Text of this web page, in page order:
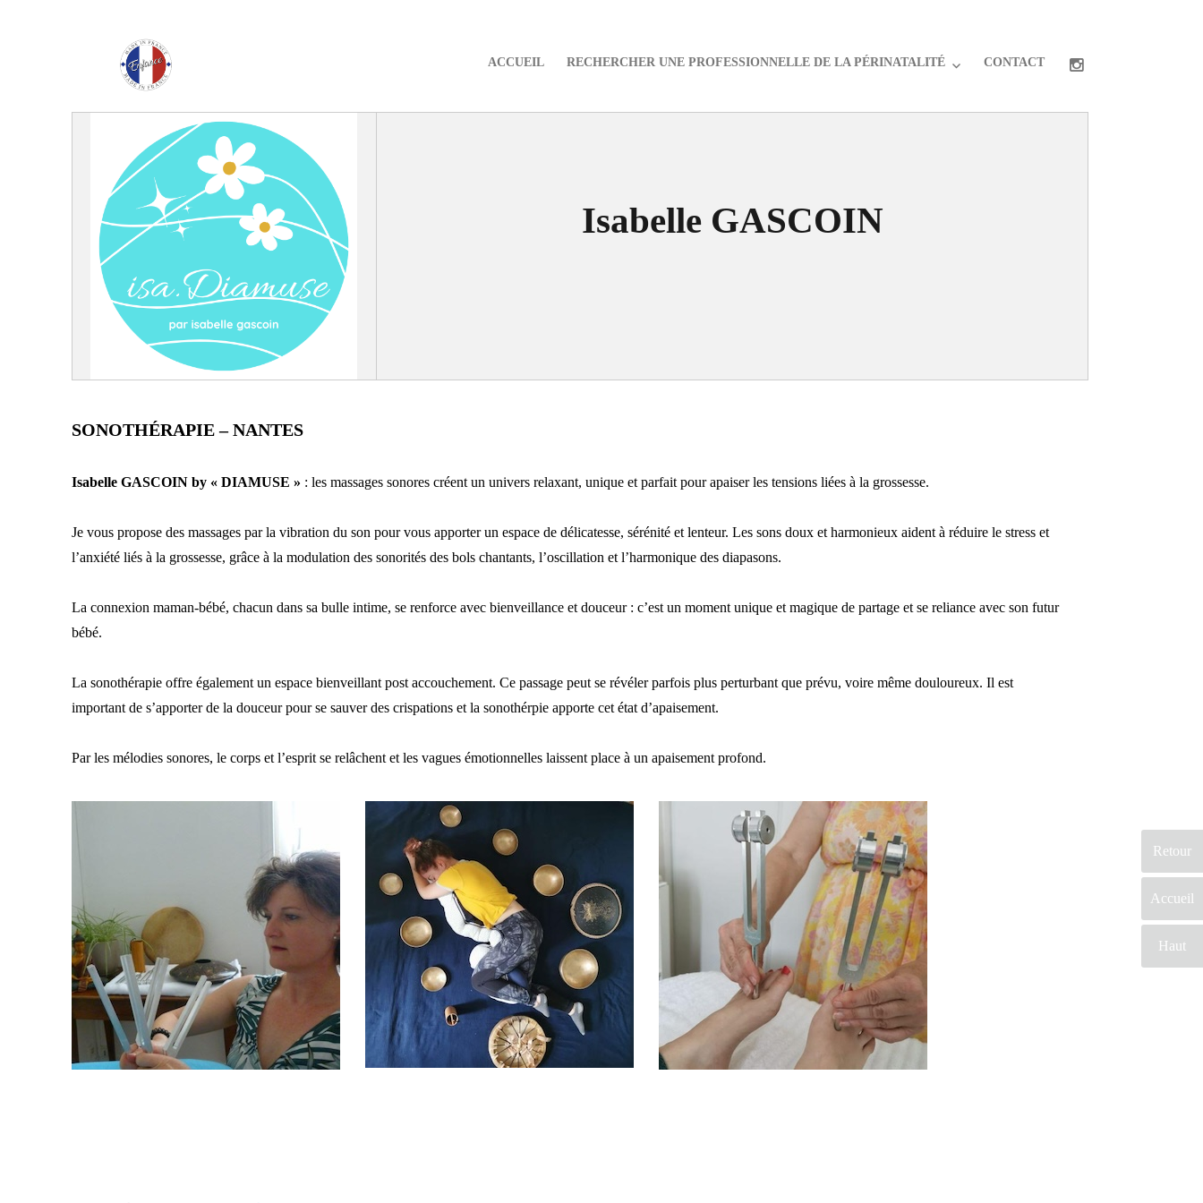
Enfance Made in France
ACCUEIL RECHERCHER UNE PROFESSIONNELLE DE LA PÉRINATALITÉ CONTACT
Retour
Accueil
Haut
Isabelle GASCOIN
SONOTHÉRAPIE – NANTES
Isabelle GASCOIN by « DIAMUSE » : les massages sonores créent un univers relaxant, unique et parfait pour apaiser les tensions liées à la grossesse.
Je vous propose des massages par la vibration du son pour vous apporter un espace de délicatesse, sérénité et lenteur. Les sons doux et harmonieux aident à réduire le stress et
l’anxiété liés à la grossesse, grâce à la modulation des sonorités des bols chantants, l’oscillation et l’harmonique des diapasons.
La connexion maman-bébé, chacun dans sa bulle intime, se renforce avec bienveillance et douceur : c’est un moment unique et magique de partage et se reliance avec son futur
bébé.
La sonothérapie offre également un espace bienveillant post accouchement. Ce passage peut se révéler parfois plus perturbant que prévu, voire même douloureux. Il est
important de s’apporter de la douceur pour se sauver des crispations et la sonothérpie apporte cet état d’apaisement.
Par les mélodies sonores, le corps et l’esprit se relâchent et les vagues émotionnelles laissent place à un apaisement profond.